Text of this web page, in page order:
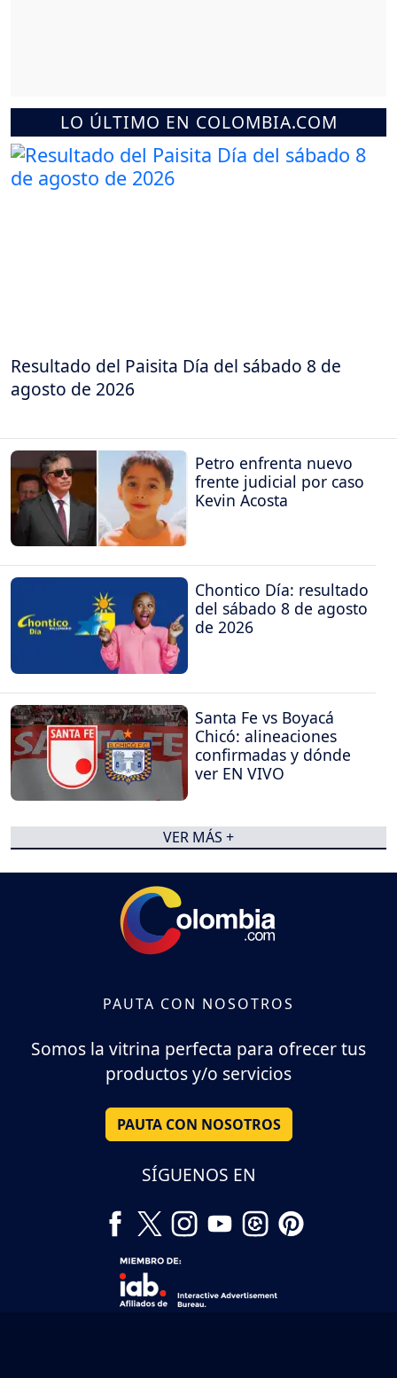
LO ÚLTIMO EN COLOMBIA.COM
Resultado del Paisita Día del sábado 8 de
agosto de 2026
Petro enfrenta nuevo
frente judicial por caso
Kevin Acosta
Chontico Día: resultado
del sábado 8 de agosto
de 2026
Santa Fe vs Boyacá
Chicó: alineaciones
confirmadas y dónde
ver EN VIVO
VER MÁS +
PAUTA CON NOSOTROS
Somos la vitrina perfecta para ofrecer tus
productos y/o servicios
PAUTA CON NOSOTROS
SÍGUENOS EN